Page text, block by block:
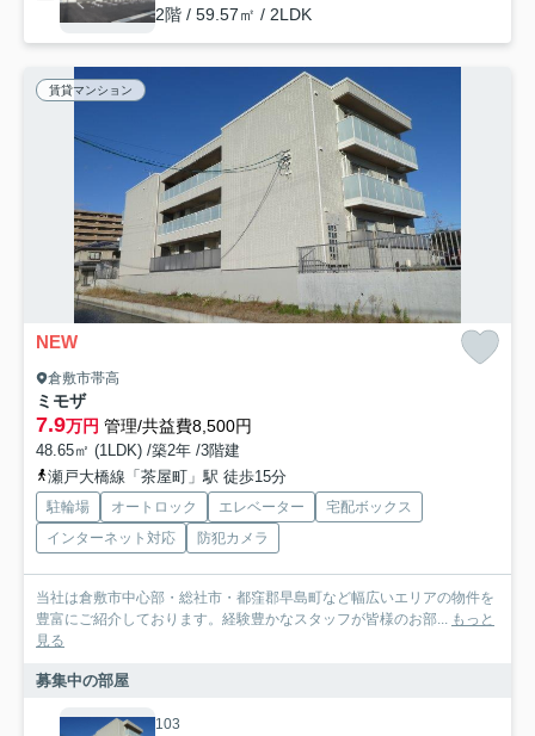
2階 / 59.57㎡ / 2LDK
賃貸マンション
NEW
倉敷市帯高
ミモザ
7.9万円 管理/共益費8,500円
48.65㎡ (1LDK) /築2年 /3階建
瀬戸大橋線「茶屋町」駅 徒歩15分
駐輪場 オートロック エレベーター
宅配ボックス
インターネット対応
防犯カメラ
当社は倉敷市中心部・総社市・都窪郡早島町など幅広いエリアの物件を
豊富にご紹介しております。経験豊かなスタッフが皆様のお部...
もっと
見る
募集中の部屋
103